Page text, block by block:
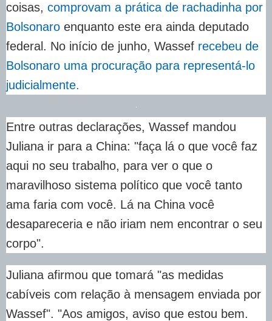
coisas, comprovam a prática de rachadinha por
Bolsonaro enquanto este era ainda deputado
federal. No início de junho, Wassef recebeu de
Bolsonaro uma procuração para representá-lo
judicialmente.
Entre outras declarações, Wassef mandou
Juliana ir para a China: "faça lá o que você faz
aqui no seu trabalho, para ver o que o
maravilhoso sistema político que você tanto
ama faria com você. Lá na China você
desapareceria e não iriam nem encontrar o seu
corpo".
Juliana afirmou que tomará "as medidas
cabíveis com relação à mensagem enviada por
Wassef". "Aos amigos, aviso que estou bem.